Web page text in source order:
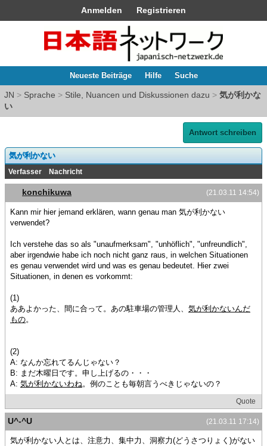
Anmelden Registrieren
Neueste Beiträge Hilfe Suche
JN > Sprache > Stile, Nuancen und Diskussionen dazu > 気が利かな
い
Antwort schreiben
気が利かない
Verfasser Nachricht
(21.03.11 14:54)
konchikuwa
Kann mir hier jemand erklären, wann genau man 気が利かない
verwendet?
Ich verstehe das so als "unaufmerksam", "unhöflich", "unfreundlich",
aber irgendwie habe ich noch nicht ganz raus, in welchen Situationen
es genau verwendet wird und was es genau bedeutet. Hier zwei
Situationen, in denen es vorkommt:
(1)
ああよかった、間に合って。あの駐車場の管理人、 気が利かないんだ
もの。
(2)
A: なんか忘れてるんじゃない？
B: まだ木曜日です。申し上げるの・・・
A: 気が利かないわね。例のことも毎朝言うべきじゃないの？
Quote
(21.03.11 17:14)
U^-^U
気が利かない人とは、注意力、集中力、洞察力(どうさつりょく)がない